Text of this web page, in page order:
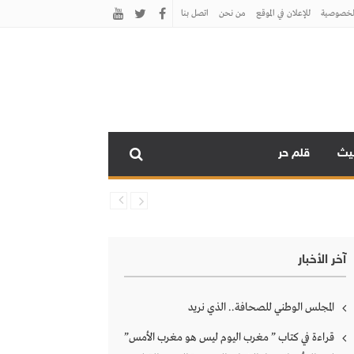
للإعلان في الموقع من نحن اتصل بنـا
قلم حر
آخر الأخبار
المجلس الوطني للصحافة.. الذي نريد
قراءة في كتاب ” مغرب اليوم ليس هو مغرب الأمس”